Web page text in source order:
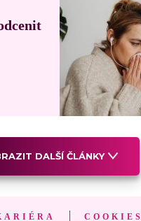
DALŠÍ ČLÁNKY
COOKIES